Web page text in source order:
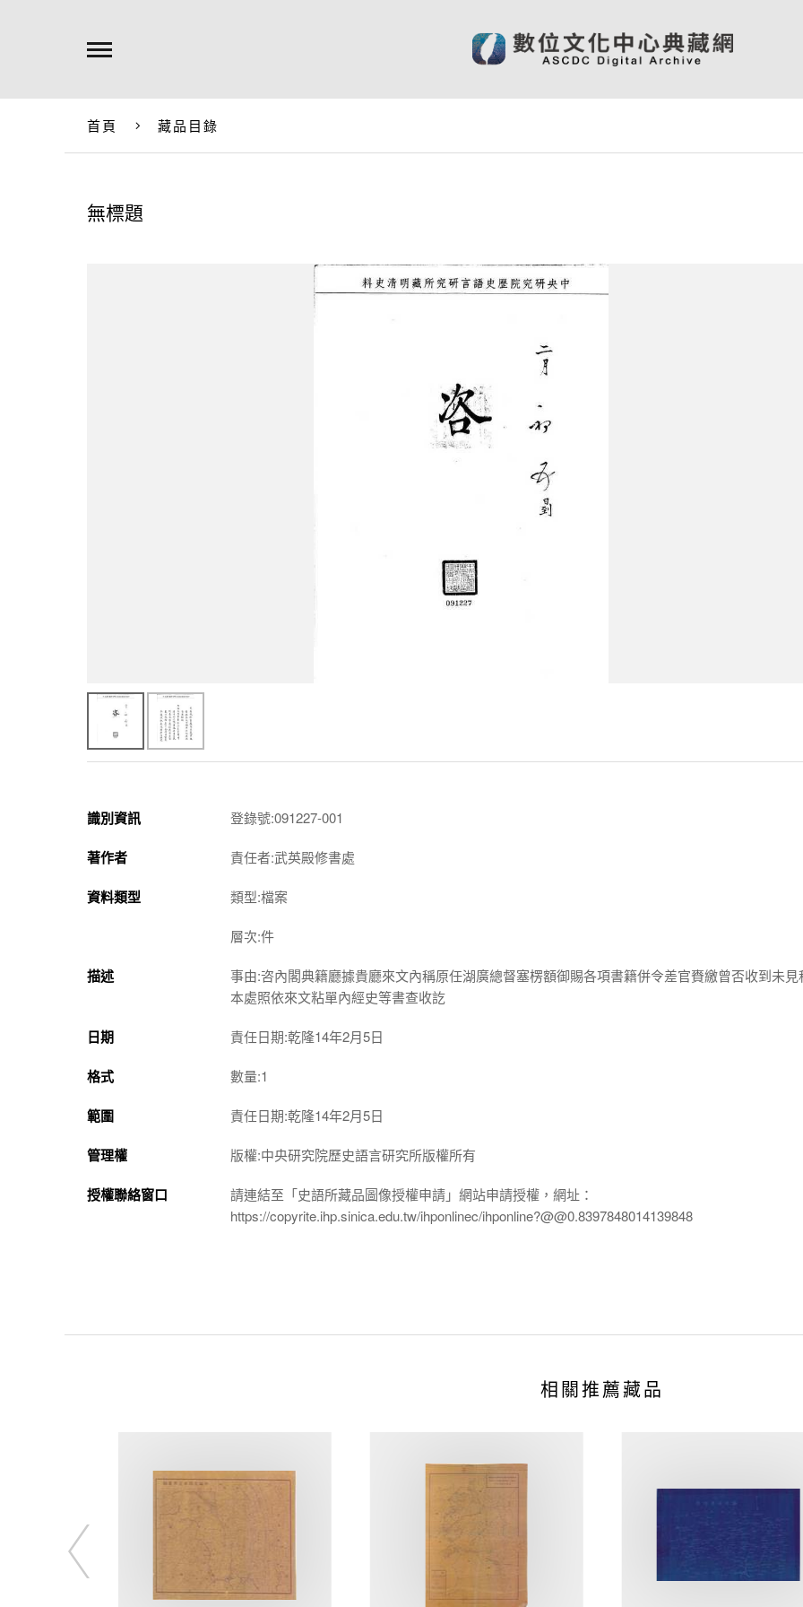
首頁 藏品目錄
無標題
識別資訊 登錄號:091227-001
著作者 責任者:武英殿修書處
資料類型 類型:檔案
層次:件
描述
事由:咨內閣典籍廳據貴廳來文內稱原任湖廣總督塞楞額御賜各項書籍併令差官賚繳曾否收到未見
本處照依來文粘單內經史等書查收訖
日期 責任日期:乾隆14年2月5日
格式 數量:1
範圍 責任日期:乾隆14年2月5日
管理權 版權:中央研究院歷史語言研究所版權所有
授權聯絡窗口
請連結至「史語所藏品圖像授權申請」網站申請授權，網址：
https://copyrite.ihp.sinica.edu.tw/ihponlinec/ihponline?@@0.8397848014139848
相關推薦藏品